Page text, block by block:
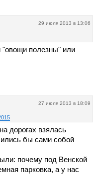
29 июля 2013 в 13:06
"овощи полезны" или
27 июля 2013 в 18:09
дорогах взялась
бы сами собой
почему под Венской
парковка, а у нас